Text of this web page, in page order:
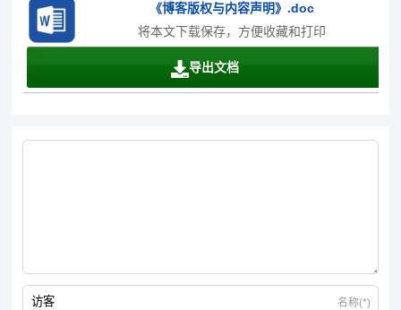
《博客版权与内容声明》.doc
将本文下载保存，方便收藏和打印
导出文档
名称(*)